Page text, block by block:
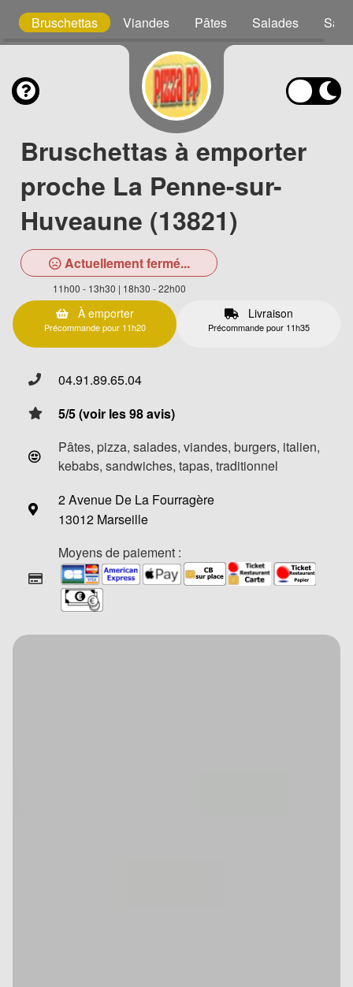
Bruschettas Viandes Pâtes Salades
Bruschettas à emporter
proche La Penne-sur-
Huveaune (13821)
Actuellement fermé...
11h00 - 13h30 | 18h30 - 22h00
À emporter
Précommande pour 11h20
Livraison
Précommande pour 11h35
04.91.89.65.04
5/5 (voir les 98 avis)
Pâtes, pizza, salades, viandes, burgers, italien,
kebabs, sandwiches, tapas, traditionnel
2 Avenue De La Fourragère
13012 Marseille
Moyens de paiement :